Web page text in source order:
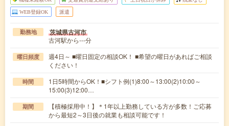
WEB登録OK 派遣
勤務地 茨城県古河市
古河駅から---分
曜日頻度
週4日～ ■曜日固定の相談OK！ ■希望の曜日があればご相談
ください！
時間
1日5時間からOK！■シフト例(1)8:00～13:00(2)10:00～
15:00(3)12:00…
期間
【積極採用中！】＊1年以上勤務している方が多数！ご応募
から最短2～3日後の就業も相談可能です！